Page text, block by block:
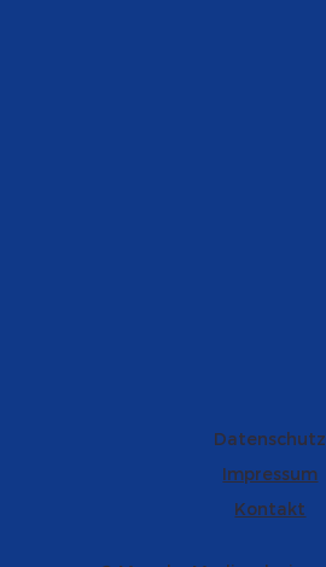
Datenschutz
Impressum
Kontakt